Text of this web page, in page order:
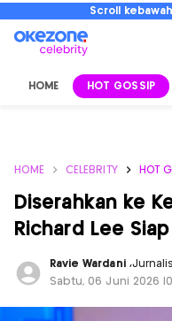
Scroll
HOME HOT GOSSIP
HOME CELEBRITY HOT
Diserahkan ke
Richard Lee
Ravie Wardani ,Jurnalis
Sabtu, 06 Juni 2026